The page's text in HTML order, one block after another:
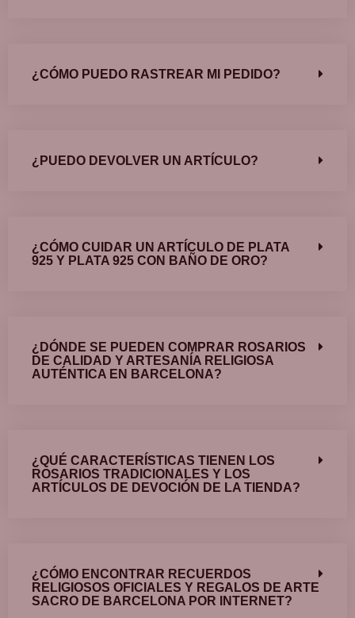
¿CÓMO PUEDO RASTREAR MI PEDIDO?
¿PUEDO DEVOLVER UN ARTÍCULO?
¿CÓMO CUIDAR UN ARTÍCULO DE PLATA
925 Y PLATA 925 CON BAÑO DE ORO?
¿DÓNDE SE PUEDEN COMPRAR ROSARIOS
DE CALIDAD Y ARTESANÍA RELIGIOSA
AUTÉNTICA EN BARCELONA?
¿QUÉ CARACTERÍSTICAS TIENEN LOS
ROSARIOS TRADICIONALES Y LOS
ARTÍCULOS DE DEVOCIÓN DE LA TIENDA?
¿CÓMO ENCONTRAR RECUERDOS
RELIGIOSOS OFICIALES Y REGALOS DE ARTE
SACRO DE BARCELONA POR INTERNET?